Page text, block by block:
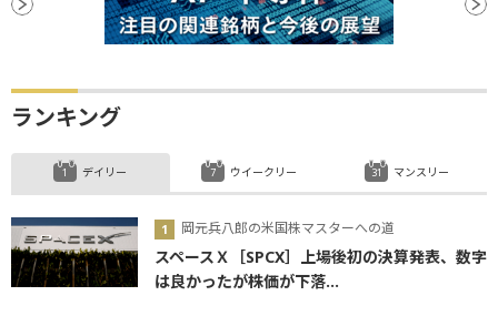
ランキング
デイリー
岡元兵八郎の米国株マスターへの道
スペースＸ［SPCX］上場後初の決算発表、数字
は良かったが株価が下落...
ウイークリー マンスリー